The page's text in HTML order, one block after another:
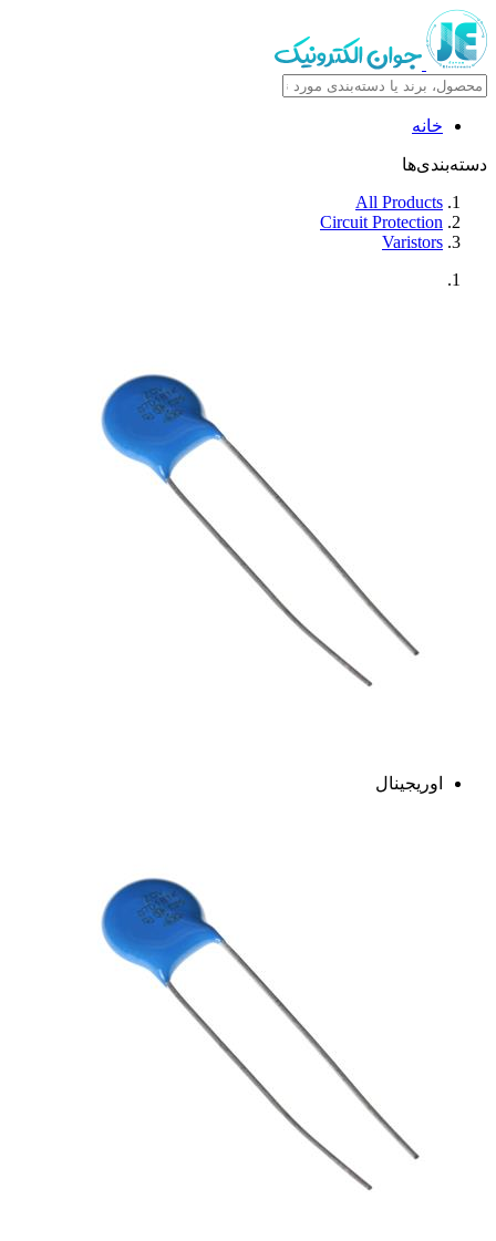
خانه
دسته‌بندی‌ها
All Products
Circuit Protection
Varistors
اوریجینال